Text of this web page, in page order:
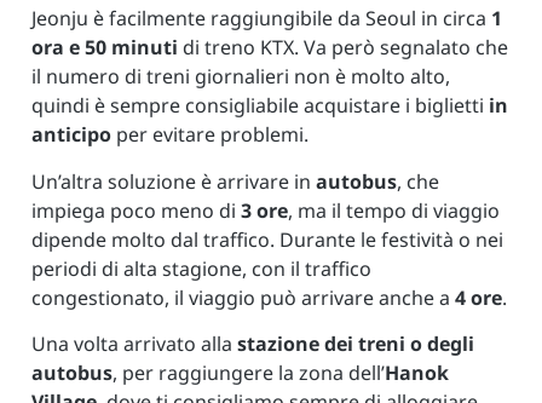
Jeonju èfacilmente raggiungibile da Seoul in circa 1
ora e50 minuti di treno KTX. Va però segnalato che
il numero di treni giornalieri non è molto alto,
quindi èsempre consigliabileacquistare i biglietti in
anticipo per evitare problemi.
Un’altra soluzione èarrivare in autobus, che
impiega poco meno di 3ore, ma il tempo di viaggio
dipende molto dal traffico. Durante lefestività o nei
periodi di alta stagione, con il traffico
congestionato, il viaggio può arrivareanchea 4ore.
Una volta arrivato alla stazionedei treni odegli
autobus, per raggiungere la zona dell’Hanok